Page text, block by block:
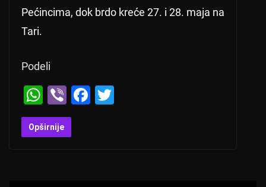
Pećincima, dok brdo kreće 27. i 28. maja na
Tari.
Podeli
W
h
at
Vi
b
er
F
Opširnije